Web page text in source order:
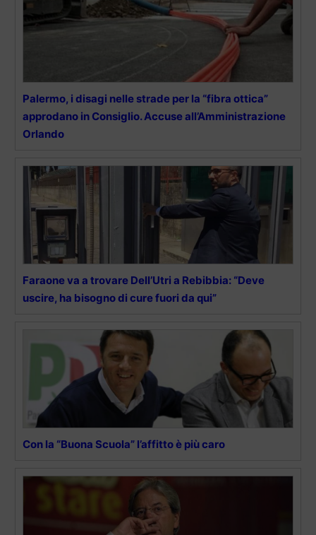
Palermo, i disagi nelle strade per la “fibra ottica”
approdano in Consiglio. Accuse all’Amministrazione
Orlando
Faraone va a trovare Dell’Utri a Rebibbia: “Deve
uscire, ha bisogno di cure fuori da qui”
Con la “Buona Scuola” l’affitto è più caro